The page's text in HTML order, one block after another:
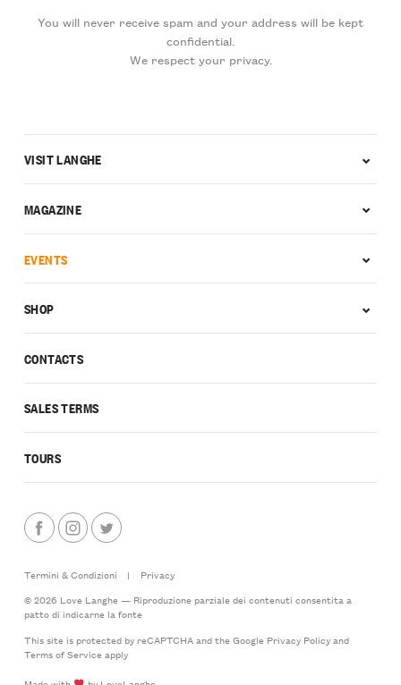
You will never receive spam and your address will be kept
confidential.
We respect your privacy.
CONTACTS
SALES TERMS
TOURS
VISIT LANGHE
MAGAZINE
EVENTS
SHOP
Termini & Condizioni |
Privacy
© 2026 Love Langhe — Riproduzione parziale dei contenuti consentita a
patto di indicarne la fonte
This site is protected by reCAPTCHA and the Google Privacy Policyand
Terms of Serviceapply